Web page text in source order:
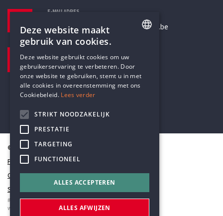
E-MAILADRES
secretariaat@humanistischverbond.be
Pottenbrug 4
Antwerpen, 2000
© Humanistisch Verbond 2026
Privacy
Cookiestatement
Sitemap
#codedwithlove byCodelines
webapplicaties
mobiele apps&maatwerk websites
DUTCH
Deze website maakt
gebruik van cookies.
Deze website gebruikt cookies om uw
gebruikerservaring te verbeteren. Door
onze website te gebruiken, stemt u in met
alle cookies in overeenstemming met ons
Cookiebeleid. Lees verder
STRIKT NOODZAKELIJK
PRESTATIE
TARGETING
FUNCTIONEEL
ALLES ACCEPTEREN
ALLES AFWIJZEN